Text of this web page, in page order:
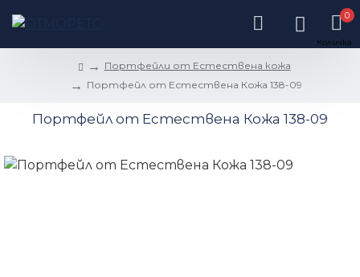
0
Портфейли от Естествена кожа
Портфейл от Естествена Кожа 138-09
Портфейл от Естествена Кожа 138-09